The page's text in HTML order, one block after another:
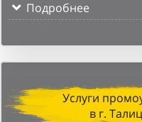
Подробнее
Услуги
в г.